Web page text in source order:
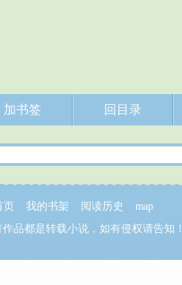
加书签 回目录
页 我的书架 阅读历史
map
品都是转载小说，如有侵权请告知！